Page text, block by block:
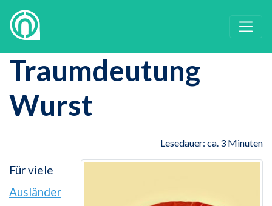
Traumdeutung
Wurst
Lesedauer: ca. 3 Minuten
Für viele
Ausländer